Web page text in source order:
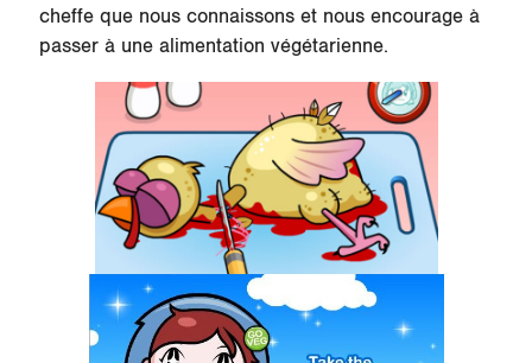
cheffe que nous connaissons et nous encourage à
passer à une alimentation végétarienne.